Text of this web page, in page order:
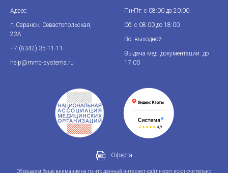
Адрес:
г. Саранск, Севастопольская,
23А
+7 (8342) 35-11-11
help@mmc-systema.ru
Пн-Пт: с 08:00 до 20:00
Сб: с 08:00 до 18:00
Вс: выходной
Выдача мед. документации: до
17:00
Оферта
Обращаем Ваше внимание на то, что данный интернет-сайт носит исключительно